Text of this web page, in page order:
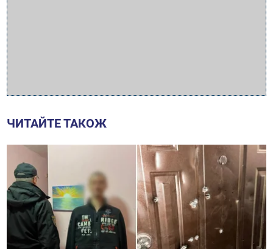
ЧИТАЙТЕ ТАКОЖ